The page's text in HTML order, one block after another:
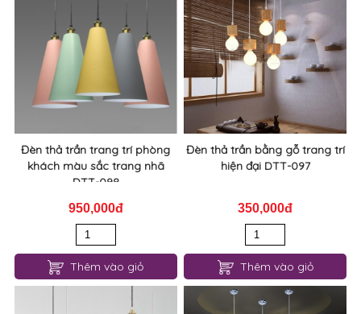
Đèn thả trần trang trí phòng
khách màu sắc trang nhã
DTT-098
950,000đ
Thêm vào giỏ
Đèn thả trần bằng gỗ trang trí
hiện đại DTT-097
350,000đ
Thêm vào giỏ